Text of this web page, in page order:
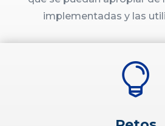
implementadas y las
